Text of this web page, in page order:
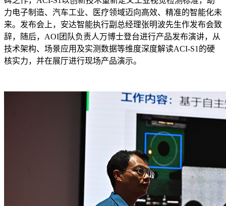
力电子制造、汽车工业、医疗领域迈向高效、精准的智能化未
来。发布会上，安达智能执行副总经理张明波先生作发布会致
辞，随后，AOI团队负责人万博士登台进行产品发布演讲，从
技术架构、场景应用及实测数据等维度深度解读ACI-S1的硬
核实力，并在展厅进行现场产品演示。